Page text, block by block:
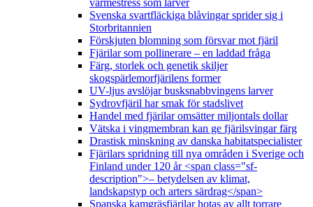
Svenska svartfläckiga blåvingar sprider sig i
Storbritannien
Förskjuten blomning som försvar mot fjäril
Fjärilar som pollinerare – en laddad fråga
Färg, storlek och genetik skiljer
skogspärlemorfjärilens former
UV-ljus avslöjar busksnabbvingens larver
Sydrovfjäril har smak för stadslivet
Handel med fjärilar omsätter miljontals dollar
Vätska i vingmembran kan ge fjärilsvingar färg
Drastisk minskning av danska habitatspecialister
Fjärilars spridning till nya områden i Sverige och
Finland under 120 år <span class="sf-
description">– betydelsen av klimat,
landskapstyp och arters särdrag</span>
Spanska kamgräsfjärilar hotas av allt torrare